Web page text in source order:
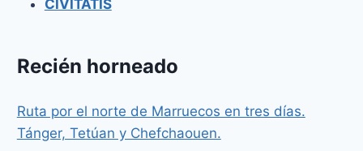
CIVITATIS
Recién horneado
Ruta por el norte de Marruecos en tres días.
Tánger, Tetúan y Chefchaouen.